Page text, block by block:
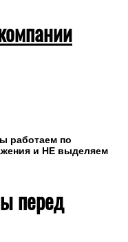
работаем по
и НЕ выделяем
перед